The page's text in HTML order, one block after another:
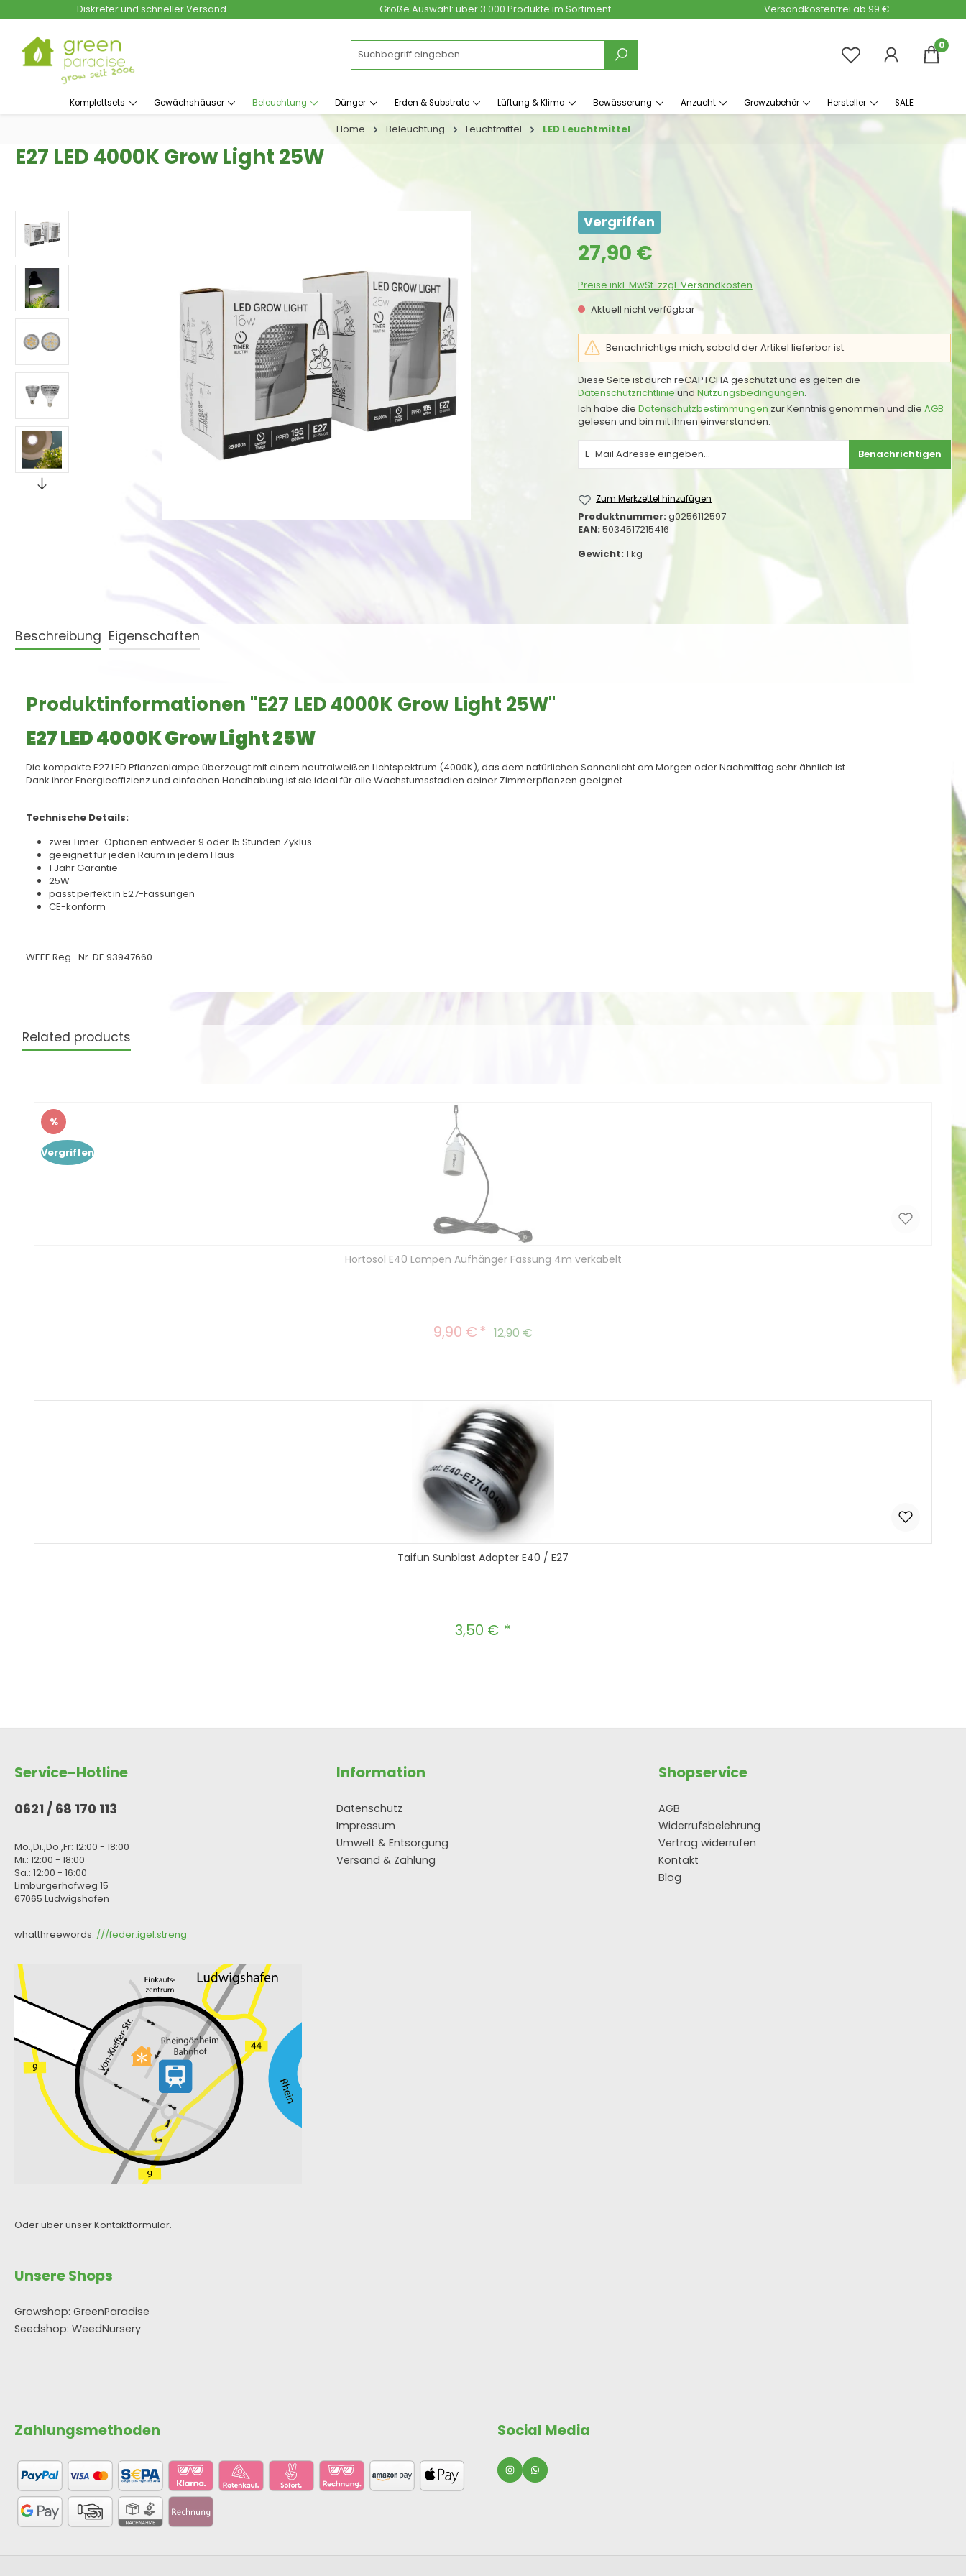
Hauptinhalt springen
Zur Suche springenDiskreter und schneller Versand Große Auswahl: über 3.000 Produkte im Sortiment Versandkostenfrei ab 99 €
0
Komplettsets Gewächshäuser Beleuchtung Dünger Erden & Substrate Lüftung & Klima Bewässerung Anzucht Growzubehör Hersteller SALE
Home Beleuchtung Leuchtmittel LED Leuchtmittel
E27 LED 4000K Grow Light 25W
Bildergalerie überspringen Vergriffen
Regulärer Preis:
27,90 €
Preise inkl. MwSt. zzgl. Versandkosten
Aktuell nicht verfügbar
Benachrichtige mich, sobald der Artikel lieferbar ist.
Diese Seite ist durch reCAPTCHA geschützt und es gelten die
Datenschutzrichtlinieund Nutzungsbedingungen.
Ich habe die Datenschutzbestimmungen zur Kenntnis genommen und die AGB
gelesen und bin mit ihnen einverstanden.
Benachrichtigen
Zum Merkzettel hinzufügen
Produktnummer: g0256112597
EAN: 5034517215416
Gewicht: 1 kg
Beschreibung Eigenschaften
Produktinformationen "E27 LED 4000K Grow Light 25W"
E27 LED 4000K Grow Light 25W
Die kompakte E27 LED Pflanzenlampe überzeugt mit einem neutralweißen Lichtspektrum (4000K), das dem natürlichen Sonnenlicht am Morgen oder Nachmittag sehr ähnlich ist.
Dank ihrer Energieeffizienz und einfachen Handhabung ist sie ideal für alle Wachstumsstadien deiner Zimmerpflanzen geeignet.
Technische Details:
zwei Timer-Optionen entweder 9 oder 15 Stunden Zyklus
geeignet für jeden Raum in jedem Haus
1 Jahr Garantie
25W
passt perfekt in E27-Fassungen
CE-konform
WEEE Reg.-Nr. DE 93947660
Related products
Rabatt
%
Vergriffen
Hortosol E40 Lampen Aufhänger Fassung 4m verkabelt
Verkaufspreis:
9,90 € Regulärer Preis:
12,90 €
Taifun Sunblast Adapter E40 / E27
Regulärer Preis:
3,50 €
Service-Hotline
0621 / 68 170 113
Mo.,Di.,Do.,Fr: 12:00 - 18:00
Mi.: 12:00 - 18:00
Sa.: 12:00 - 16:00
Limburgerhofweg 15
67065 Ludwigshafen
whatthreewords: ///feder.igel.streng
Oder über unserKontaktformular.
Information
Datenschutz
Impressum
Umwelt & Entsorgung
Versand & Zahlung
Shopservice
AGB
Widerrufsbelehrung
Vertrag widerrufen
Kontakt
Blog
Unsere Shops
Growshop: GreenParadise
Seedshop: WeedNursery
Zahlungsmethoden Social Media